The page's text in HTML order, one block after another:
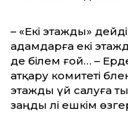
– «Екі этажды»
адамдарға екі
де білем ғой… –
атқару комитеті
этажды үй салуға
заңды әлі ешкім